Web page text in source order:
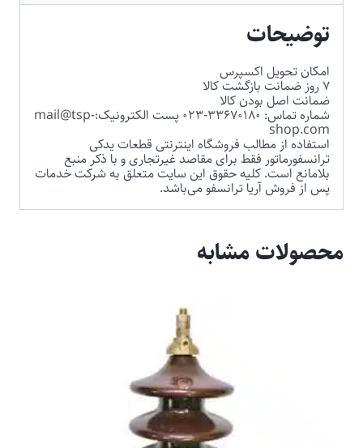
توضیحات
امکان تحویل اکسپرس
7 روز ضمانت بازگشت کالا
ضمانت اصل بودن کالا
شماره تماس: 33670180-023 پست الکترونیک:mail@tsp-
shop.com
استفاده از مطالب فروشگاه اینترنتی قطعات یدکی
ترانسفورماتور فقط برای مقاصد غیرتجاری و با ذکر منبع
بلامانع است. کلیه حقوق این سایت متعلق به شرکت خدمات
پس از فروش آریا ترانسفو می‌باشد.
محصولات مشابه